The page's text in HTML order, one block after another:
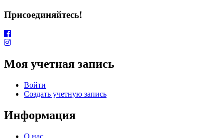
Присоединяйтесь!
Моя учетная запись
Войти
Создать учетную запись
Информация
О нас